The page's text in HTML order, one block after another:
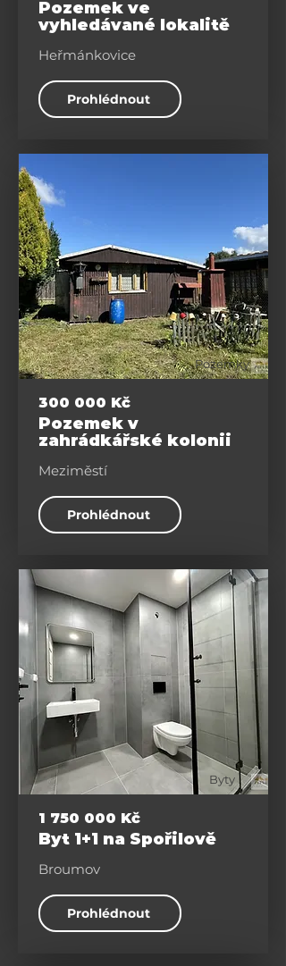
Pozemek ve
vyhledávané lokalitě
Heřmánkovice
Prohlédnout
Pozemky
300 000 Kč
Pozemek v
zahrádkářské kolonii
Meziměstí
Prohlédnout
Byty
1 750 000 Kč
Byt 1+1 na Spořilově
Broumov
Prohlédnout